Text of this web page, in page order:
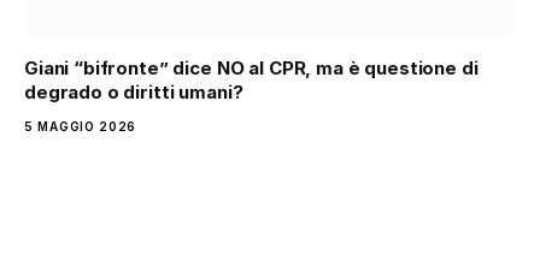
Giani “bifronte” dice NO al CPR, ma è questione di
degrado o diritti umani?
5 MAGGIO 2026